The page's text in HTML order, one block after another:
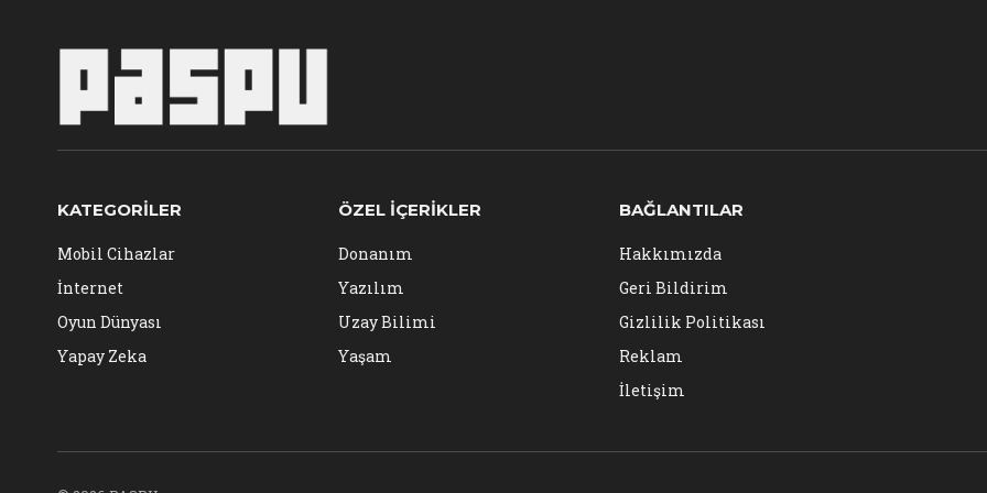
KATEGORILER
Mobil Cihazlar
İnternet
Oyun Dünyası
Yapay Zeka
ÖZEL İÇERIKLER
Donanım
Yazılım
Uzay Bilimi
Yaşam
BAĞLANTILAR
Hakkımızda
Geri Bildirim
Gizlilik Politikası
Reklam
İletişim